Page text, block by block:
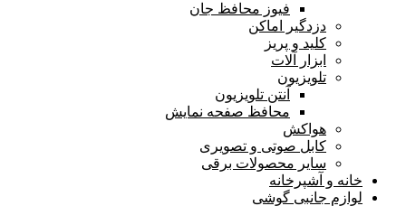
فیوز محافظ جان
دزدگیر اماکن
کلید و پریز
ابزار آلات
تلویزیون
آنتن تلویزیون
محافظ صفحه نمایش
هواکش
کابل صوتی و تصویری
سایر محصولات برقی
خانه و آشپرخانه
لوازم جانبی گوشی